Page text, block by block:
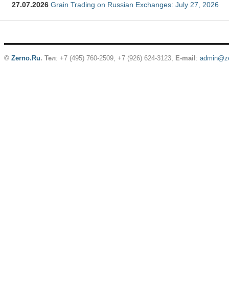
27.07.2026 Grain Trading on Russian Exchanges: July 27, 2026
© Zerno.Ru. Тел: +7 (495) 760-2509, +7 (926) 624-3123, E-mail :